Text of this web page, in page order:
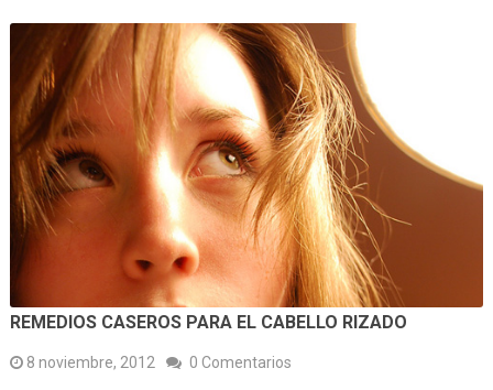
REMEDIOS CASEROS PARA EL CABELLO RIZADO
8 noviembre, 2012 0 Comentarios